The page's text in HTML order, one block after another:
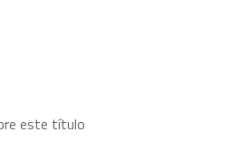
este título